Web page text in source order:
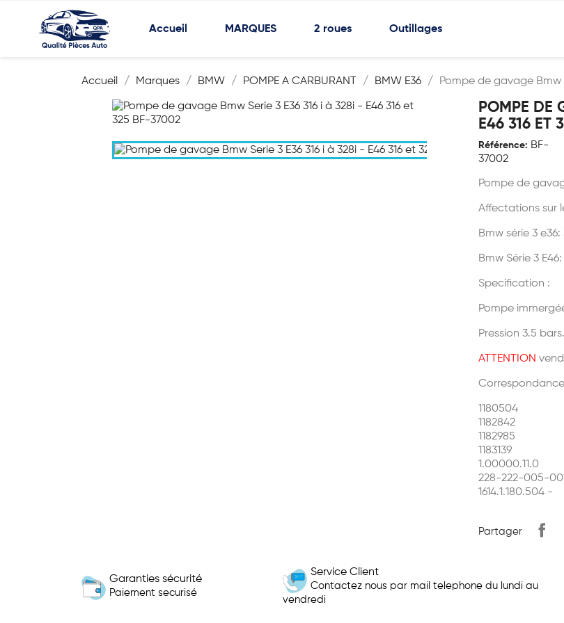
Accueil MARQUES 2 roues Outillages
Accueil Marques BMW POMPE A CARBURANT BMW E36 Pompe de gavage Bmw
POMPE DE
E46 316 ET
Référence: BF-
37002
Pompe de
Affectations sur
Bmw série 3 e36:
Bmw Série 3 E46:
Specification :
Pompe
Pression 3.5 bars.
ATTENTION
1180504
1182842
1182985
1183139
1.00000.11.0
228-222-005-
1614.1.180.504 -
Partager
Garanties sécurité
Paiement securisé
Service Client
Contactez nous par mail telephone du lundi au
vendredi